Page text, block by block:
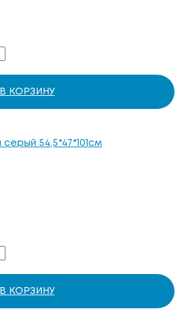
В КОРЗИНУ
54,5*47*101см
В КОРЗИНУ